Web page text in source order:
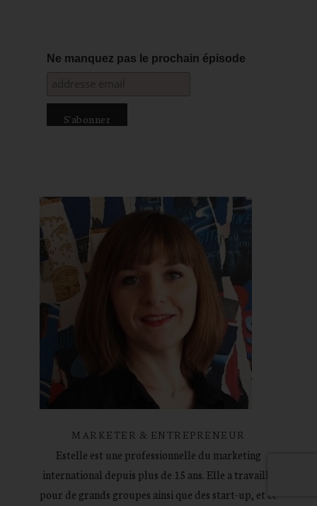
Ne manquez pas le prochain épisode
MARKETER & ENTREPRENEUR
Estelle est une professionnelle du marketing
international depuis plus de 15 ans. Elle a travaillé
pour de grands groupes ainsi que des start-up, et ce